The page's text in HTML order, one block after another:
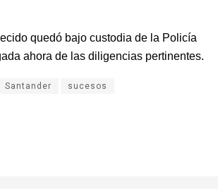
quedó bajo custodia de la Policía
ahora de las diligencias pertinentes.
Santander sucesos